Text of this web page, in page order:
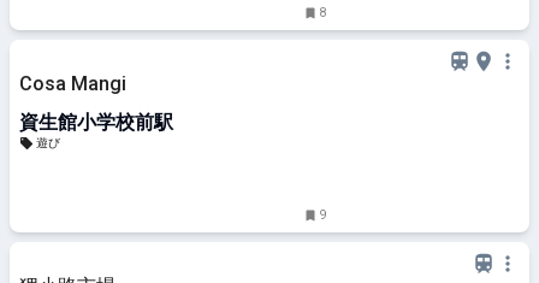
8
Cosa Mangi
資生館小学校前駅
遊び
9